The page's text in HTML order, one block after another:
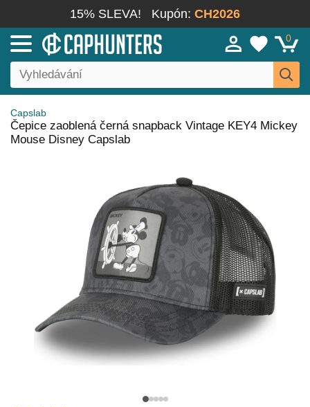
15% SLEVA! Kupón: CH2026
0
Capslab
Čepice zaoblená černá snapback Vintage KEY4 Mickey
Mouse Disney Capslab